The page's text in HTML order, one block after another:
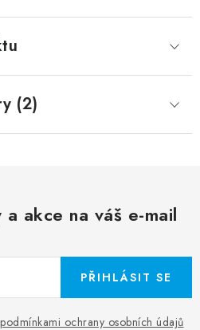
(2)
akce na váš e-mail
podmínkami ochrany osobních údajů
PŘIHLÁSIT SE